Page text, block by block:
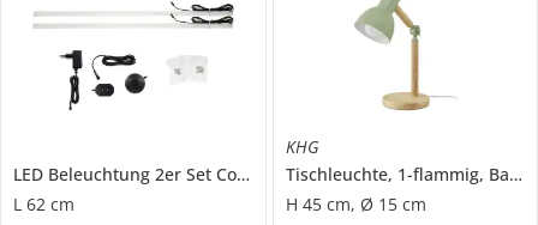
LED Beleuchtung 2er Set Countryside
L 62 cm
KHG
Tischleuchte, 1-flammig, Bambus/ Grün
H 45 cm, Ø 15 cm